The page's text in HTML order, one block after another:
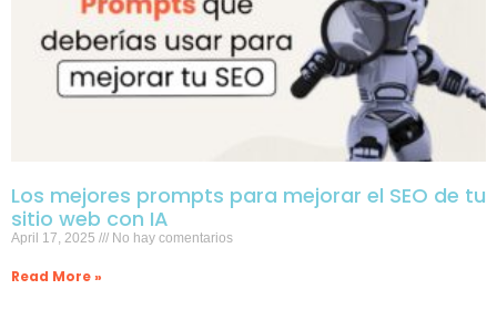
Los mejores prompts para mejorar el SEO de tu
sitio web con IA
April 17, 2025 No hay comentarios
Read More »